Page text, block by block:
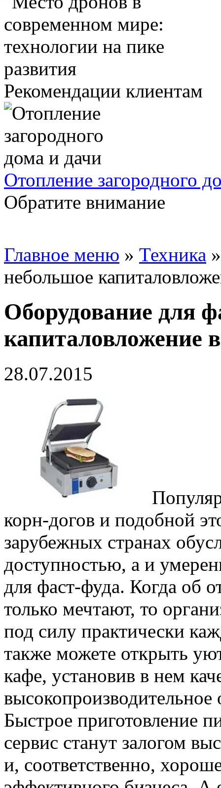
Рекомендации клиентам
Отопление загородного
Обратите внимание
Главное меню » Техника
небольшое
Оборудование для
капиталовложение
28.07.2015
корн-догов и подобной
зарубежных странах
доступностью, а и
для фаст-фуда. Когда об
только мечтают, то
под силу практически
также можете открыть
кафе, установив в нем
Быстрое приготовление
сервис станут залогом
и, соответственно,